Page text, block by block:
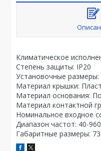
Климатическое
Степень защиты: IP20
Установочные размеры:
Материал крышки:
Материал основания:
Материал контактной
Номинальное входное
Диапазон частот: 40-
Габаритные размеры: